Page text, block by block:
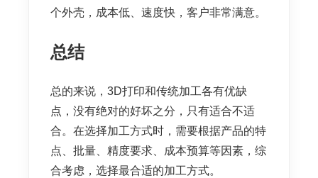
个外壳，成本低、速度快，客户非常满意。
总结
总的来说，3D打印和传统加工各有优缺
点，没有绝对的好坏之分，只有适合不适
合。在选择加工方式时，需要根据产品的特
点、批量、精度要求、成本预算等因素，综
合考虑，选择最合适的加工方式。